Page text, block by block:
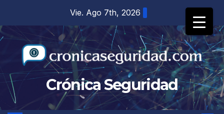
contenido
Vie. Ago 7th, 2026
Crónica Seguridad